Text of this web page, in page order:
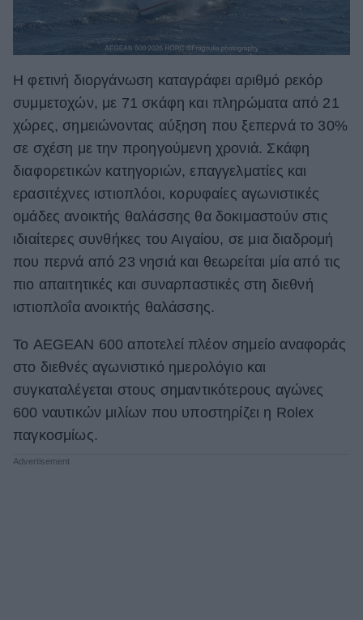
Η φετινή διοργάνωση καταγράφει αριθμό ρεκόρ
συμμετοχών, με 71 σκάφη και πληρώματα από 21
χώρες, σημειώνοντας αύξηση που ξεπερνά το 30%
σε σχέση με την προηγούμενη χρονιά. Σκάφη
διαφορετικών κατηγοριών, επαγγελματίες και
ερασιτέχνες ιστιοπλόοι, κορυφαίες αγωνιστικές
ομάδες ανοικτής θαλάσσης θα δοκιμαστούν στις
ιδιαίτερες συνθήκες του Αιγαίου, σε μια διαδρομή
που περνά από 23 νησιά και θεωρείται μία από τις
πιο απαιτητικές και συναρπαστικές στη διεθνή
ιστιοπλοΐα ανοικτής θαλάσσης.
Το AEGEAN 600 αποτελεί πλέον σημείο αναφοράς
στο διεθνές αγωνιστικό ημερολόγιο και
συγκαταλέγεται στους σημαντικότερους αγώνες
600 ναυτικών μιλίων που υποστηρίζει η Rolex
παγκοσμίως.